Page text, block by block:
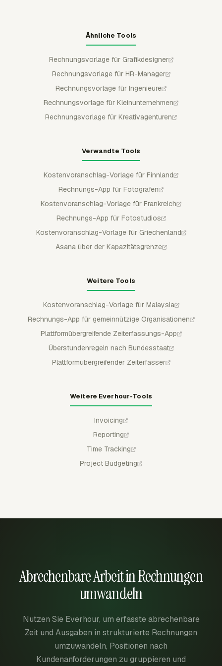
Ähnliche Tools
Rechnungsvorlage für Grafikdesigner
Rechnungsvorlage für HR-Manager
Rechnungsvorlage für Ingenieure
Rechnungsvorlage für Kleinunternehmen
Rechnungsvorlage für Kreativagenturen
Verwandte Tools
Kostenvoranschlag-Vorlage für Finnland
Rechnungs-App für Fotografen
Kostenvoranschlag-Vorlage für Frankreich
Rechnungs-App für Fotostudios
Kostenvoranschlag-Vorlage für Griechenland
Asana über der Kapazitätsgrenze
Weitere Tools
Kostenvoranschlag-Vorlage für Malaysia
Rechnungs-App für gemeinnützige Organisationen
Plattformübergreifende Zeiterfassungs-App
Überstundenregeln nach Bundesstaat
Plattformübergreifender Zeiterfasser
Weitere Everhour-Tools
Invoicing
Reporting
Time Tracking
Project Budgeting
Abrechenbare Arbeit in Rechnungen
umwandeln
Nutzen Sie Everhour, um erfasste abrechenbare
Zeit und Ausgaben in strukturierte Rechnungen
umzuwandeln, Positionen nach
Kundenanforderungen zu gruppieren und